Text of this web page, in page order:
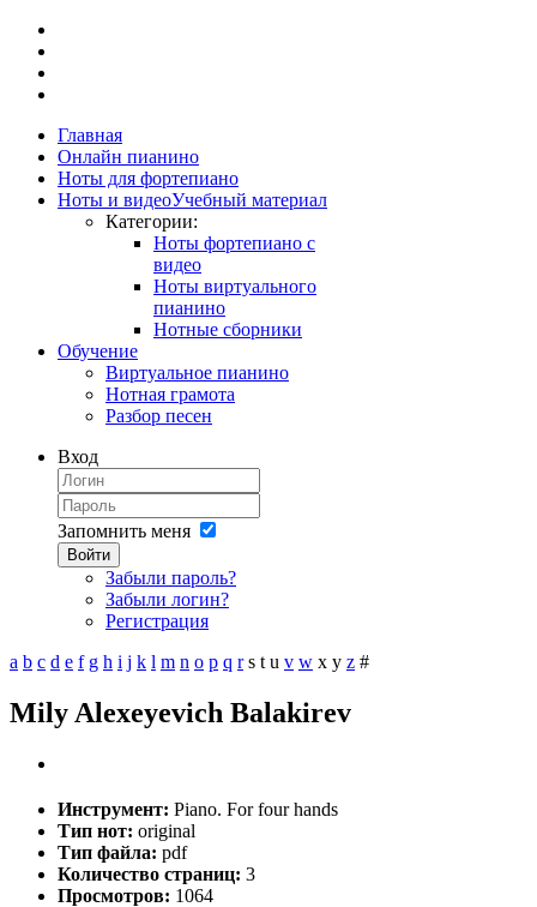
Главная
Онлайн пианино
Ноты для фортепиано
Ноты и видеоУчебный материал
Категории:
Ноты фортепиано с
видео
Ноты виртуального
пианино
Нотные сборники
Обучение
Виртуальное пианино
Нотная грамота
Разбор песен
Вход
Запомнить меня
Войти
Забыли пароль?
Забыли логин?
Регистрация
a b c d e f g h i j k l m n o p q r s t u v w x y z #
Mily Alexeyevich Balakirev
Инструмент: Piano. For four hands
Тип нот: original
Тип файла: pdf
Количество страниц: 3
Просмотров: 1064